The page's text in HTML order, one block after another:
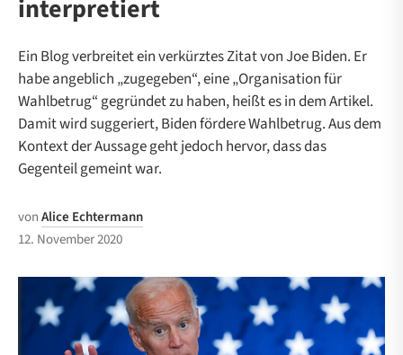
interpretiert
Ein Blog verbreitet ein verkürztes Zitat von Joe Biden. Er
habe angeblich „zugegeben“, eine „Organisation für
Wahlbetrug“ gegründet zu haben, heißt es in dem Artikel.
Damit wird suggeriert, Biden fördere Wahlbetrug. Aus dem
Kontext der Aussage geht jedoch hervor, dass das
Gegenteil gemeint war.
vonAlice Echtermann
12. November 2020